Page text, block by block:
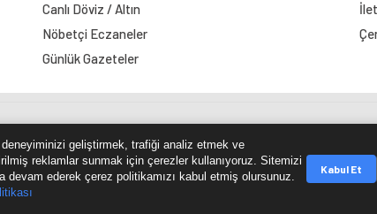
Canlı Döviz / Altın
Nöbetçi Eczaneler
Günlük Gazeteler
Haritası RSS Kaynağı Çumra Postası
geliştirmek, trafiği analiz etmek ve
reklamlar sunmak için çerezler kullanıyoruz. Sitemizi
devam ederek çerez politikamızı kabul etmiş olursunuz.
Kabul Et